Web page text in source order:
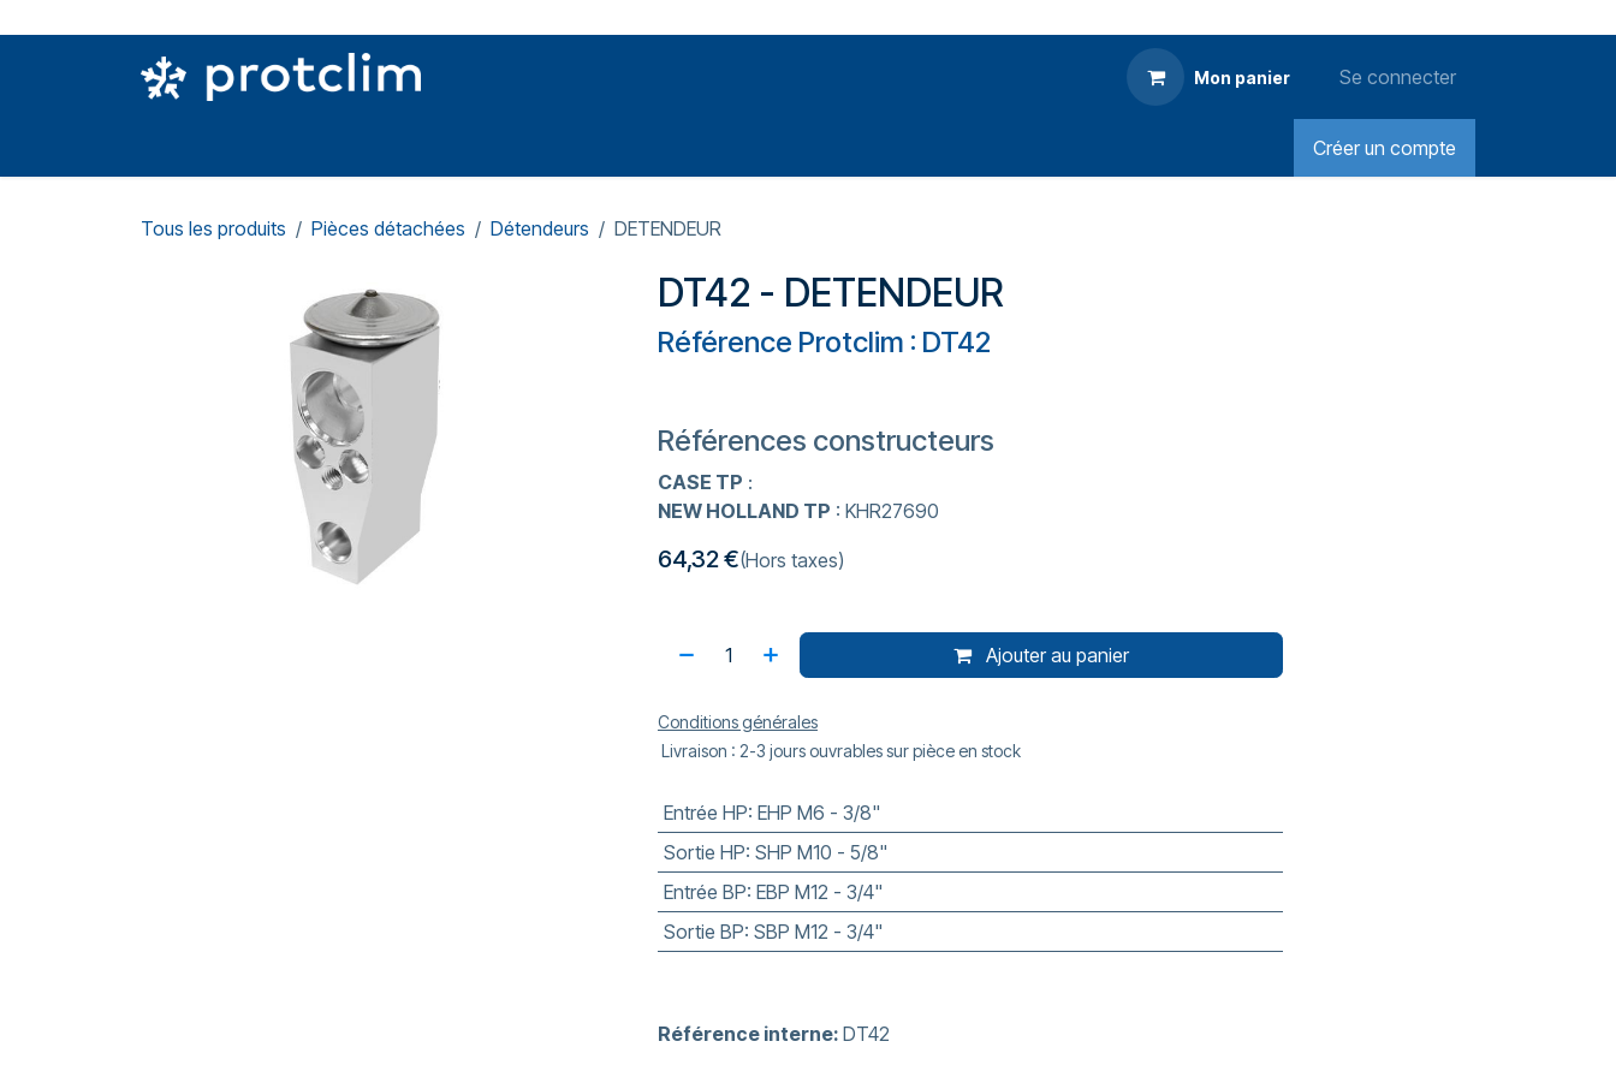
Mon panier Se connecter
Créer un compte
Tous les produits Pièces détachées Détendeurs DETENDEUR
DT42 - DETENDEUR
Référence Protclim : DT42
Références constructeurs
CASE TP :
NEW HOLLAND TP : KHR27690
64,32€(Hors taxes)
Ajouter au panier
Conditions générales
Livraison : 2-3 jours ouvrables sur pièce en stock
Entrée HP: EHP M6 - 3/8"
Sortie HP: SHP M10 - 5/8"
Entrée BP: EBP M12 - 3/4"
Sortie BP: SBP M12 - 3/4"
Référence interne: DT42